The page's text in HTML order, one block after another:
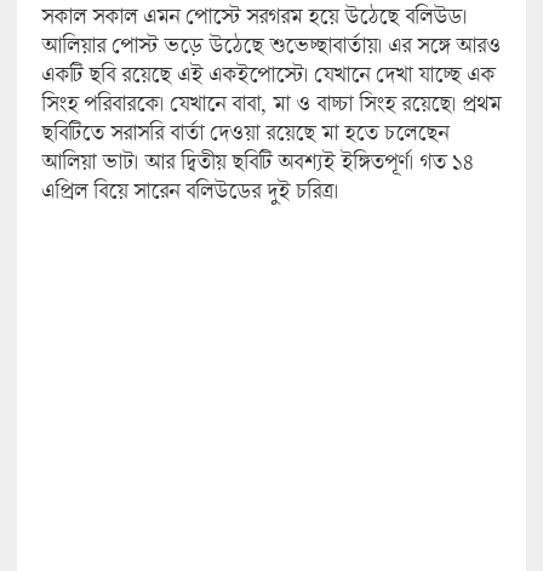
সকাল সকাল এমন পোস্টে সরগরম হয়ে উঠেছে বলিউড।
আলিয়ার পোস্ট ভড়ে উঠেছে শুভেচ্ছাবার্তায়। এর সঙ্গে আরও
একটি ছবি রয়েছে এই একইপোস্টে। যেখানে দেখা যাচ্ছে এক
সিংহ পরিবারকে। যেখানে বাবা, মা ও বাচ্চা সিংহ রয়েছে। প্রথম
ছবিটিতে সরাসরি বার্তা দেওয়া রয়েছে মা হতে চলেছেন
আলিয়া ভাট। আর দ্বিতীয় ছবিটি অবশ্যই ইঙ্গিতপূর্ণ। গত ১৪
এপ্রিল বিয়ে সারেন বলিউডের দুই চরিত্র।